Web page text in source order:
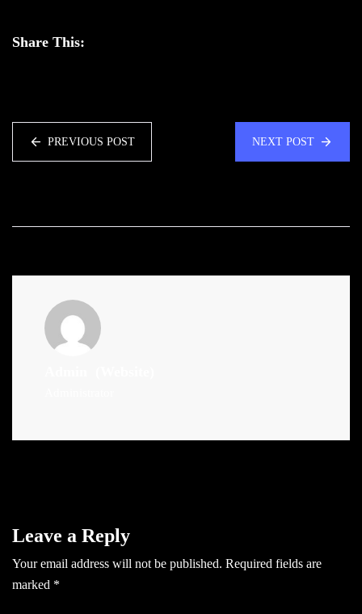
Share This:
PREVIOUS POST NEXT POST
Leave a Reply
Your email address will not be published. Required fields are
marked *